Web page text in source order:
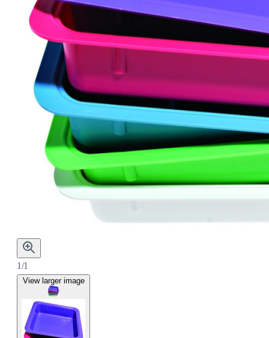
1/1
View larger image